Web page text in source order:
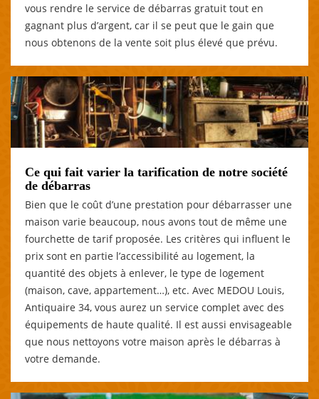
vous rendre le service de débarras gratuit tout en
gagnant plus d’argent, car il se peut que le gain que
nous obtenons de la vente soit plus élevé que prévu.
Ce qui fait varier la tarification de notre société
de débarras
Bien que le coût d’une prestation pour débarrasser une
maison varie beaucoup, nous avons tout de même une
fourchette de tarif proposée. Les critères qui influent le
prix sont en partie l’accessibilité au logement, la
quantité des objets à enlever, le type de logement
(maison, cave, appartement…), etc. Avec MEDOU Louis,
Antiquaire 34, vous aurez un service complet avec des
équipements de haute qualité. Il est aussi envisageable
que nous nettoyons votre maison après le débarras à
votre demande.